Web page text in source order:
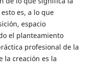
es, a lo que
espacio
el planteamiento
profesional de la
la creación es la